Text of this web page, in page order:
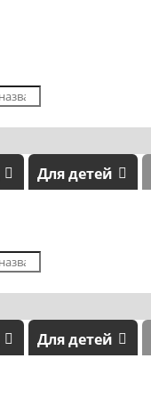
Для детей
Для детей